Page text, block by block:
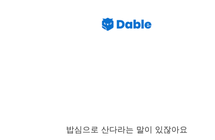
밥심으로 산다라는 말이 있잖아요